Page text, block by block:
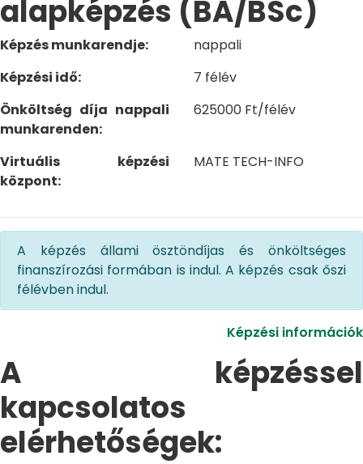
alapképzés (BA/BSc)
Képzés munkarendje:
nappali
Képzési idő:
7 félév
Önköltség díja nappali
munkarenden:
625000 Ft/félév
Virtuális képzési
központ:
MATE TECH-INFO
A képzés állami ösztöndíjas és önköltséges
finanszírozási formában is indul. A képzés csak őszi
félévben indul.
Képzési információk
A képzéssel
kapcsolatos
elérhetőségek: